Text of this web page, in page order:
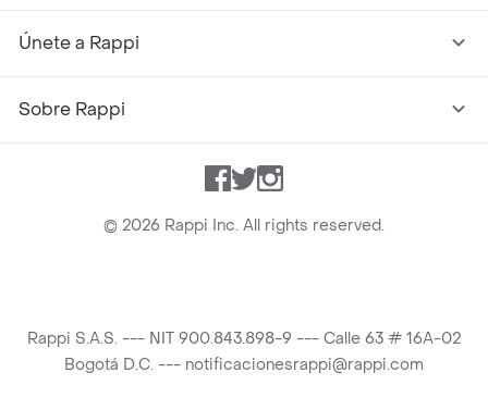
Únete a Rappi
Sobre Rappi
Facebook
TwitterInstagram
© 2026 Rappi Inc. All rights reserved.
Rappi S.A.S. --- NIT 900.843.898-9 --- Calle 63 # 16A-02
Bogotá D.C. --- notificacionesrappi@rappi.com